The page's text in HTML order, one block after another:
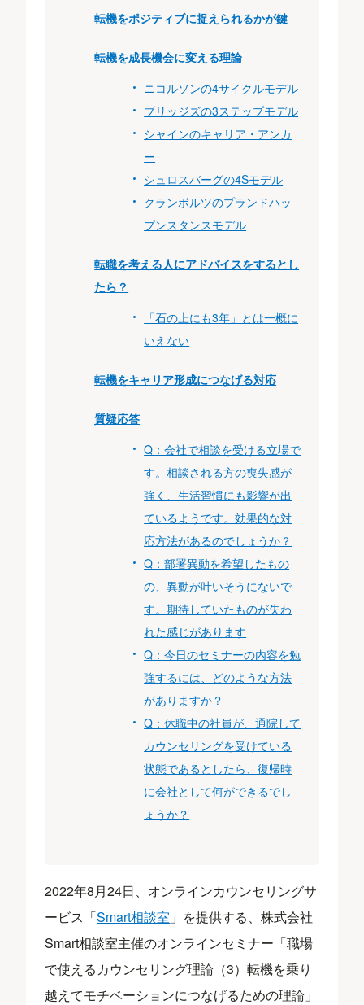
転機をポジティブに捉えられるかが鍵
転機を成長機会に変える理論
ニコルソンの4サイクルモデル
ブリッジズの3ステップモデル
シャインのキャリア・アンカ
ー
シュロスバーグの4Sモデル
クランボルツのプランドハッ
プンスタンスモデル
転職を考える人にアドバイスをするとし
たら？
「石の上にも3年」とは一概に
いえない
転機をキャリア形成につなげる対応
質疑応答
Q：会社で相談を受ける立場で
す。相談される方の喪失感が
強く、生活習慣にも影響が出
ているようです。効果的な対
応方法があるのでしょうか？
Q：部署異動を希望したもの
の、異動が叶いそうにないで
す。期待していたものが失わ
れた感じがあります
Q：今日のセミナーの内容を勉
強するには、どのような方法
がありますか？
Q：休職中の社員が、通院して
カウンセリングを受けている
状態であるとしたら、復帰時
に会社として何ができるでし
ょうか？
2022年8月24日、オンラインカウンセリングサ
ービス「Smart相談室 」を提供する、株式会社
Smart相談室主催のオンラインセミナー「職場
で使えるカウンセリング理論（3）転機を乗り
越えてモチベーションにつなげるための理論」